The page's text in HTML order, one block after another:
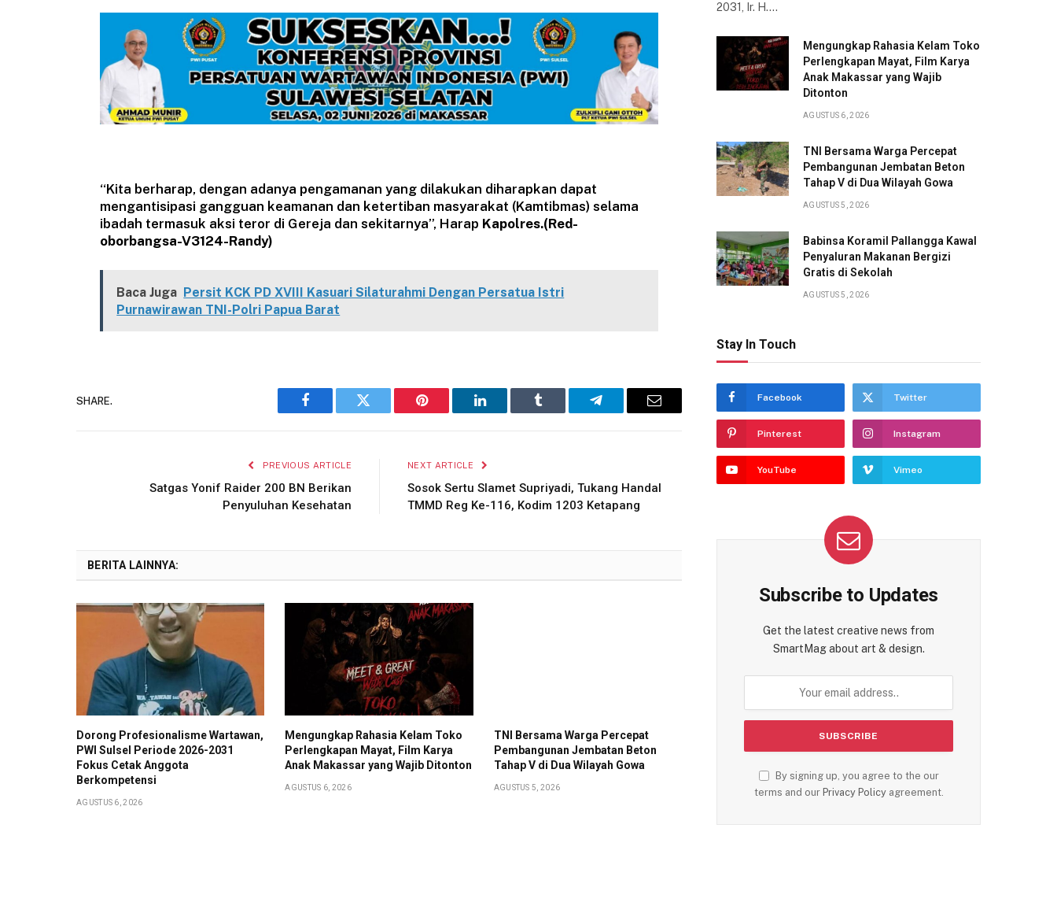
“Kita berharap, dengan adanya pengamanan yang dilakukan diharapkan dapat
mengantisipasi gangguan keamanan dan ketertiban masyarakat (Kamtibmas) selama
ibadah termasuk aksi teror di Gereja dan sekitarnya”, Harap Kapolres.(Red-
oborbangsa-V3124-Randy)
Baca Juga Persit KCK PD XVIII Kasuari Silaturahmi Dengan Persatua Istri
Purnawirawan TNI-Polri Papua Barat
SHARE.
Facebook Twitter Pinterest LinkedIn Tumblr Telegram Email
PREVIOUS ARTICLE
Satgas Yonif Raider 200 BN Berikan
Penyuluhan Kesehatan
NEXT ARTICLE
Sosok Sertu Slamet Supriyadi, Tukang Handal
TMMD Reg Ke-116, Kodim 1203 Ketapang
BERITA LAINNYA:
Dorong Profesionalisme Wartawan,
PWI Sulsel Periode 2026-2031
Fokus Cetak Anggota
Berkompetensi
AGUSTUS 6, 2026
Mengungkap Rahasia Kelam Toko
Perlengkapan Mayat, Film Karya
Anak Makassar yang Wajib Ditonton
AGUSTUS 6, 2026
TNI Bersama Warga Percepat
Pembangunan Jembatan Beton
Tahap V di Dua Wilayah Gowa
AGUSTUS 5, 2026
2031, Ir. H.…
Mengungkap Rahasia Kelam Toko
Perlengkapan Mayat, Film Karya
Anak Makassar yang Wajib
Ditonton
AGUSTUS 6, 2026
TNI Bersama Warga Percepat
Pembangunan Jembatan Beton
Tahap V di Dua Wilayah Gowa
AGUSTUS 5, 2026
Babinsa Koramil Pallangga Kawal
Penyaluran Makanan Bergizi
Gratis di Sekolah
AGUSTUS 5, 2026
Stay In Touch
Facebook Twitter
Pinterest Instagram
YouTube Vimeo
Subscribe to Updates
Get the latest creative news from
SmartMag about art & design.
By signing up, you agree to the our
terms and our Privacy Policyagreement.